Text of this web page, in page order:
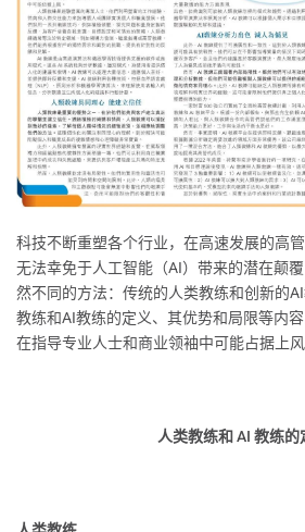
科技不断重塑各个行业，在高速发展的高
无法幸免于人工智能（AI）带来的潜在颠
然不同的方法：传统的人类教练和创新的
教练和AI教练的定义、其优势和局限等内
在指导专业人士和商业领袖中可能占据上风
人类教练和 AI 教练的